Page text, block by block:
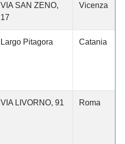
VIA SAN ZENO,
17
Vicenza
Largo Pitagora Catania
VIA LIVORNO, 91 Roma